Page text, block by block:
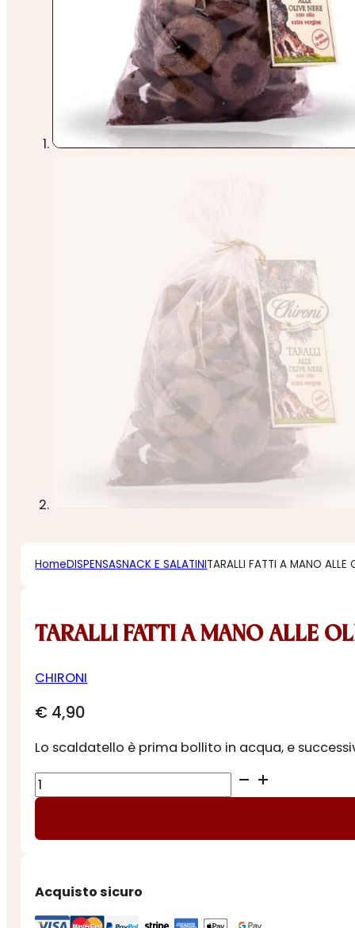
HomeDISPENSASNACK E SALATINITARALLI FATTI A MANO ALLE
TARALLI FATTI A MANO ALLE
CHIRONI
€ 4,90
Lo scaldatello è prima bollito in acqua, e
TARALLI
FATTI
MANO
NERE
quantità
Acquisto sicuro